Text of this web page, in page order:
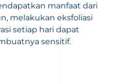
manfaat dari
melakukan eksfoliasi
setiap hari dapat
sensitif.